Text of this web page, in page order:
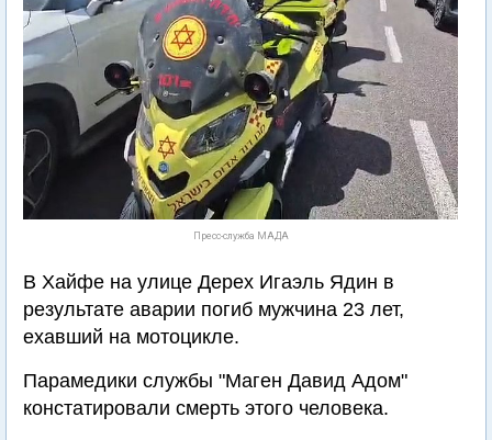
Пресс-служба МАДА
В Хайфе на улице Дерех Игаэль Ядин в
результате аварии погиб мужчина 23 лет,
ехавший на мотоцикле.
Парамедики службы "Маген Давид Адом"
констатировали смерть этого человека.